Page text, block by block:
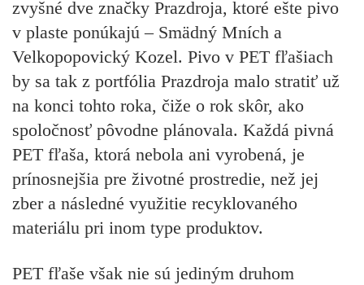
zvyšné dve značky Prazdroja, ktoré ešte pivo
v plaste ponúkajú – Smädný Mních a
Velkopopovický Kozel. Pivo v PET fľašiach
by sa tak z portfólia Prazdroja malo stratiť už
na konci tohto roka, čiže o rok skôr, ako
spoločnosť pôvodne plánovala. Každá pivná
PET fľaša, ktorá nebola ani vyrobená, je
prínosnejšia pre životné prostredie, než jej
zber a následné využitie recyklovaného
materiálu pri inom type produktov.
PET fľaše však nie sú jediným druhom